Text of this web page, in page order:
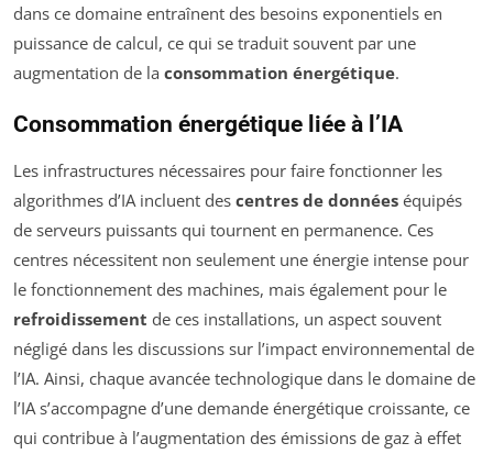
dans ce domaine entraînent des besoins exponentiels en
puissance de calcul, ce qui se traduit souvent par une
augmentation de la consommation énergétique.
Consommation énergétique liée à l’IA
Les infrastructures nécessaires pour faire fonctionner les
algorithmes d’IA incluent des centres de données équipés
de serveurs puissants qui tournent en permanence. Ces
centres nécessitent non seulement une énergie intense pour
le fonctionnement des machines, mais également pour le
refroidissement de ces installations, un aspect souvent
négligé dans les discussions sur l’impact environnemental de
l’IA. Ainsi, chaque avancée technologique dans le domaine de
l’IA s’accompagne d’une demande énergétique croissante, ce
qui contribue à l’augmentation des émissions de gaz à effet